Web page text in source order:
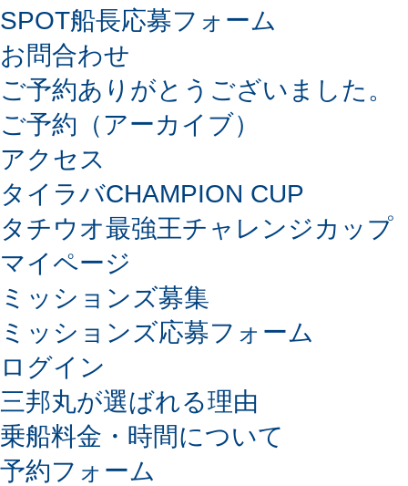
SPOT船長応募フォーム
お問合わせ
ご予約ありがとうございました。
ご予約（アーカイブ）
アクセス
タイラバCHAMPION CUP
タチウオ最強王チャレンジカップ
マイページ
ミッションズ募集
ミッションズ応募フォーム
ログイン
三邦丸が選ばれる理由
乗船料金・時間について
予約フォーム